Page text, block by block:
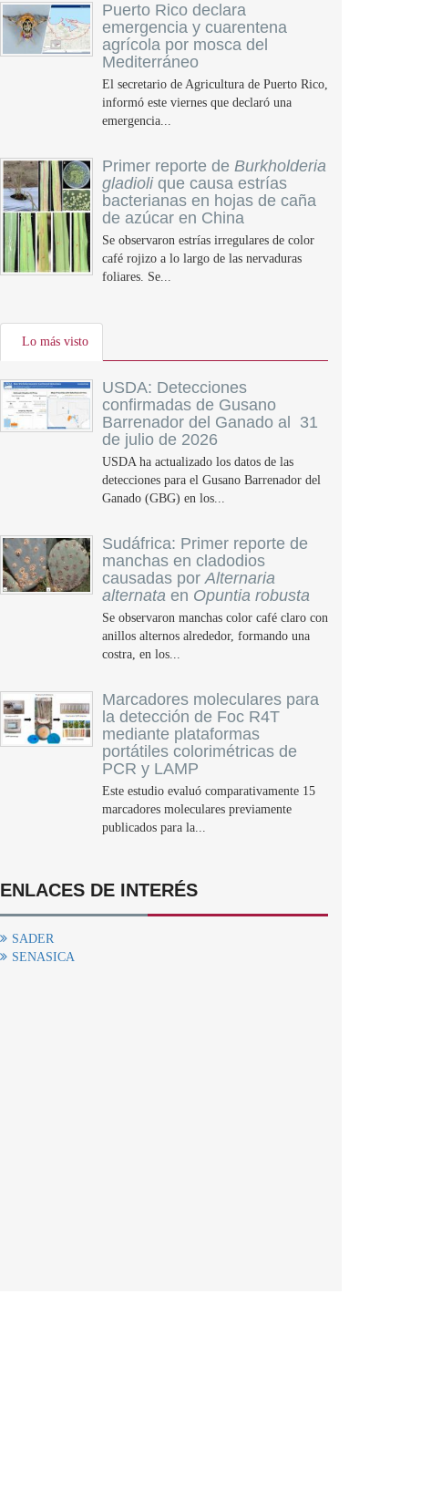
Puerto Rico declara
emergencia y cuarentena
agrícola por mosca del
Mediterráneo
El secretario de Agricultura de Puerto Rico,
informó este viernes que declaró una
emergencia...
Primer reporte de Burkholderia
gladiolique causa estrías
bacterianas en hojas de caña
de azúcar en China
Se observaron estrías irregulares de color
café rojizo a lo largo de las nervaduras
foliares. Se...
Lo más visto
USDA: Detecciones
confirmadas de Gusano
Barrenador del Ganado al 31
de julio de 2026
USDA ha actualizado los datos de las
detecciones para el Gusano Barrenador del
Ganado (GBG) en los...
Sudáfrica: Primer reporte de
manchas en cladodios
causadas porAlternaria
alternata en Opuntia robusta
Se observaron manchas color café claro con
anillos alternos alrededor, formando una
costra, en los...
Marcadores moleculares para
la detección de Foc R4T
mediante plataformas
portátiles colorimétricas de
PCR y LAMP
Este estudio evaluó comparativamente 15
marcadores moleculares previamente
publicados para la...
ENLACES DE INTERÉS
SADER
SENASICA